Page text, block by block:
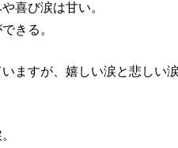
喜び涙は甘い。
きる。
ますが、嬉しい涙と悲しい